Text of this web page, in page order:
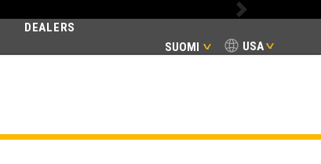
USA
SUOMI
DEALERS
Next